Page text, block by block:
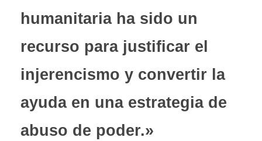
humanitaria ha sido un
recurso para justificar el
injerencismo y convertir la
ayuda en una estrategia de
abuso de poder.»